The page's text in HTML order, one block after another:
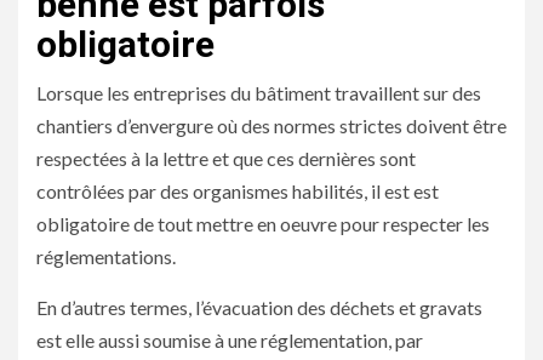
obligatoire
Lorsque les entreprises du bâtiment travaillent sur des
chantiers d’envergure où des normes strictes doivent être
respectées à la lettre et que ces dernières sont
contrôlées par des organismes habilités, il est est
obligatoire de tout mettre en oeuvre pour respecter les
réglementations.
En d’autres termes, l’évacuation des déchets et gravats
est elle aussi soumise à une réglementation, par